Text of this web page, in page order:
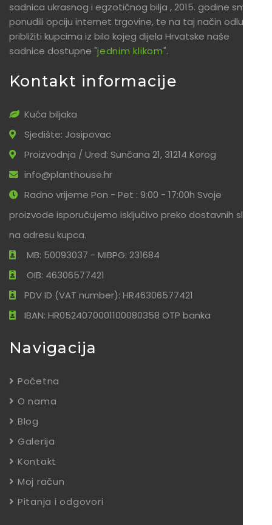
sadnica ukrasnog i egzotičnog bilja , 2015. godine smo
ponudili opciju internet trgovine, te na taj način odlučili
približiti kupcima iz bilo kojeg dijela Hrvatske naše
sadnice dostupne "jednim klikom".
Kontakt informacije
Kuća biljaka
Sjedište: Josipovac
Proizvodnja / Ured: Sunčana 21, 31214 Korog
info@planthouse.hr
Radno vrijeme Pon - Pet : 9:00 - 17:00h Svoje
proizvode isporučujemo isključivo preko dostavnih službi
na adresu kupca.
MB: 50093037 - MIBPG: 231684
OIB: 46306577421
PDV ID (VAT number): HR46306577421
IBAN: HR0524070001100080358 OTP banka
Navigacija
Početna
O nama
Blog
Galerija
Kontakt
Moj račun
Pitanja i odgovori